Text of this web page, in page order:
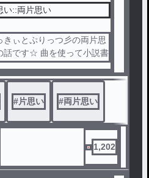
い::両片思い
きぃとぷりっつ彡の両片思
☆ 曲を使って小説書
ます。
& Prince彡「僕の好き
」です。
#片思い #両片思い
1,202